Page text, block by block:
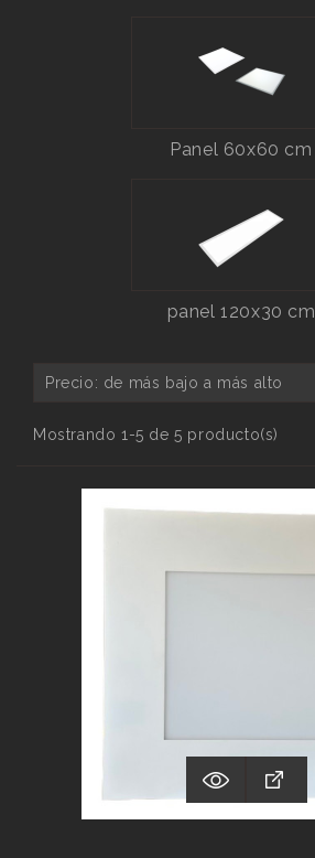
Panel 60x60 cm
panel 120x30 cm
Precio: de más bajo a más alto
Mostrando 1-5 de 5 producto(s)